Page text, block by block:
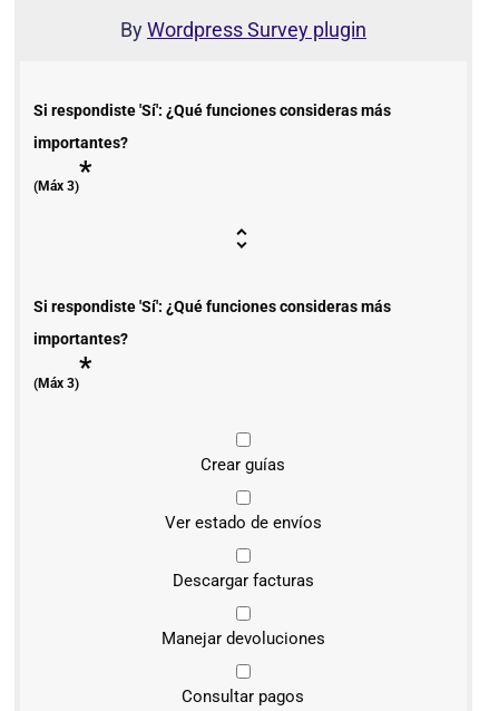
ByWordpress Survey plugin
Si respondiste 'Sí': ¿Qué funciones consideras más
importantes?
(Máx 3)*
Si respondiste 'Sí': ¿Qué funciones consideras más
importantes?
(Máx 3)*
Crear guías
Ver estado de envíos
Descargar facturas
Manejar devoluciones
Consultar pagos